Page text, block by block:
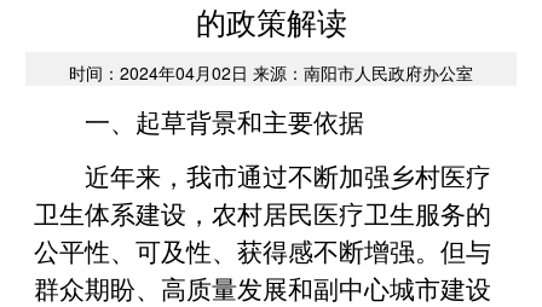
的政策解读
时间：2024年04月02日 来源：南阳市人民政府办公室
一、起草背景和主要依据
近年来，我市通过不断加强乡村医疗
卫生体系建设，农村居民医疗卫生服务的
公平性、可及性、获得感不断增强。但与
群众期盼、高质量发展和副中心城市建设